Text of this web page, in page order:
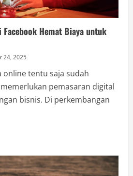
Facebook Hemat Biaya untuk
24, 2025
online tentu saja sudah
pemasaran digital
bisnis. Di perkembangan